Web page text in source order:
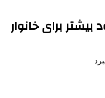
برای خانوار